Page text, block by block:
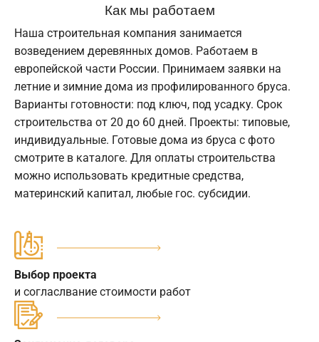
Как мы работаем
Наша строительная компания занимается
возведением деревянных домов. Работаем в
европейской части России. Принимаем заявки на
летние и зимние дома из профилированного бруса.
Варианты готовности: под ключ, под усадку. Срок
строительства от 20 до 60 дней. Проекты: типовые,
индивидуальные. Готовые дома из бруса с фото
смотрите в каталоге. Для оплаты строительства
можно использовать кредитные средства,
материнский капитал, любые гос. субсидии.
Выбор проекта
и согласлвание стоимости работ